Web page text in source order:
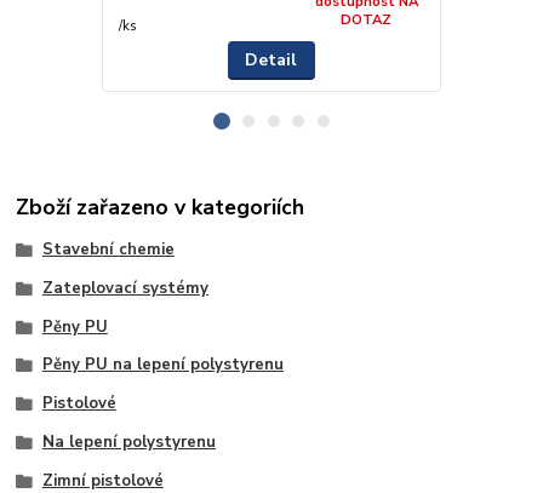
/ks
DOTAZ
Detail
Zboží zařazeno v kategoriích
Stavební chemie
Zateplovací systémy
Pěny PU
Pěny PU na lepení polystyrenu
Pistolové
Na lepení polystyrenu
Zimní pistolové